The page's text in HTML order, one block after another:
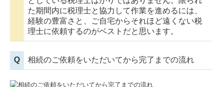
た期間内に税理士と協力して作業を進めるには、
経験の豊富さと、ご自宅からそれほど遠くない税
理士に依頼するのがベストだと思います。
Q 相続のご依頼をいただいてから完了までの流れ